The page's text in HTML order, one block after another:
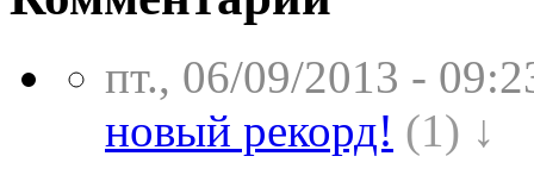
пт., 06/09/2013 -
новый рекорд! (1) ↓